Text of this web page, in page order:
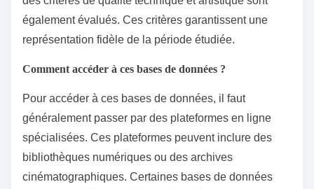
également évalués. Ces critères garantissent une
représentation fidèle de la période étudiée.
Comment accéder à ces bases de données ?
Pour accéder à ces bases de données, il faut
généralement passer par des plateformes en ligne
spécialisées. Ces plateformes peuvent inclure des
bibliothèques numériques ou des archives
cinématographiques. Certaines bases de données